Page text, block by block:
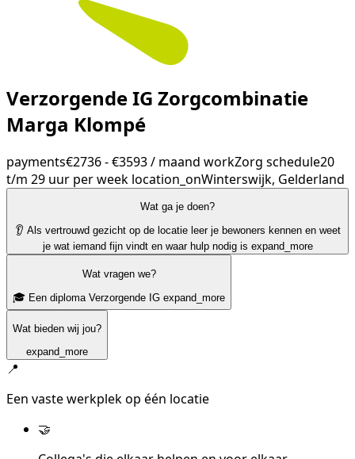
Verzorgende IG Zorgcombinatie
Marga Klompé
payments€2736 - €3593 / maand workZorg schedule20
t/m 29 uur per week location_onWinterswijk, Gelderland
Wat ga je doen?
👂 Als vertrouwd gezicht op de locatie leer je bewoners kennen en weet
je wat iemand fijn vindt en waar hulp nodig is expand_more
Wat vragen we?
🎓 Een diploma Verzorgende IG expand_more
Wat bieden wij jou?
expand_more
📍
Een vaste werkplek op één locatie
🤝